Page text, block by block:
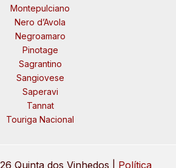
Montepulciano
Nero d’Avola
Negroamaro
Pinotage
Sagrantino
Sangiovese
Saperavi
Tannat
Touriga Nacional
Quinta dos Vinhedos | Política